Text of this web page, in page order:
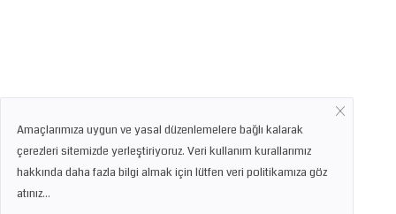
Amaçlarımıza uygun ve yasal düzenlemelere bağlı kalarak
çerezleri sitemizde yerleştiriyoruz. Veri kullanım kurallarımız
hakkında daha fazla bilgi almak için lütfen veri politikamıza göz
atınız...